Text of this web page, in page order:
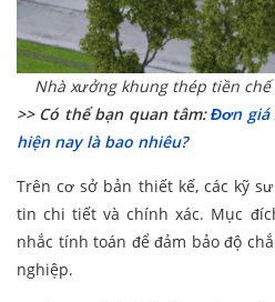
Nhà xưởng khung thép tiền
>> Có thể bạn quan tâm:Đơn giá
hiện nay là bao nhiêu?
Trên cơ sở bản thiết kế, các kỹ
tin chi tiết và chính xác. Mục
nhắc tính toán để đảm bảo độ
nghiệp.